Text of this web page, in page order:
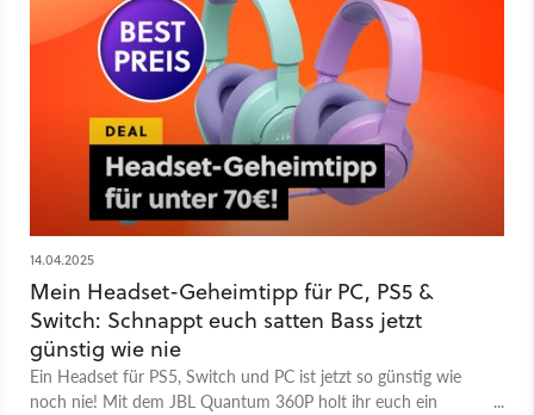
14.04.2025
Mein Headset-Geheimtipp für PC, PS5 &
Switch: Schnappt euch satten Bass jetzt
günstig wie nie
Ein Headset für PS5, Switch und PC ist jetzt so günstig wie
noch nie! Mit dem JBL Quantum 360P holt ihr euch ein